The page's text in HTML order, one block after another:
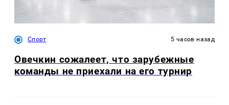
Спорт 5 часов назад
Овечкин сожалеет, что зарубежные
команды не приехали на его турнир